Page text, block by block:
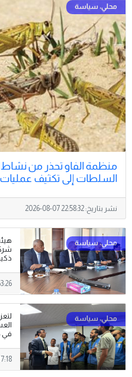
منظمة الفاو تحذر من نشاط
السلطات إلى تكثيف عمليات
نشر بتاريخ:2026-08-07 22:58:32
في